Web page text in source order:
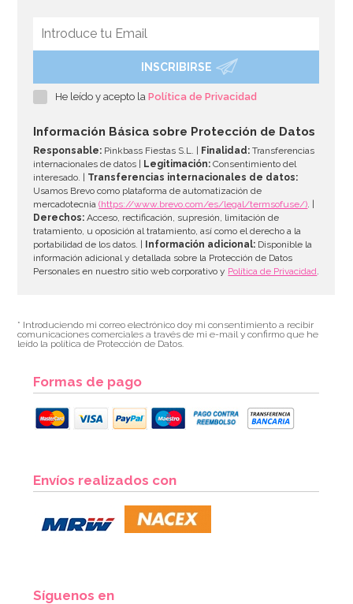
Cinta Decorativa Buhos
AÑADIR
8,95€ 7,96€
INSCRIBIRSE
He leído y acepto laPolítica de Privacidad
Información Básica sobre Protección de Datos
Responsable: Pinkbass Fiestas S.L. | Finalidad: Transferencias
internacionales de datos |
Legitimación: Consentimiento del
interesado. | Transferencias internacionales de datos:
Usamos Brevo como plataforma de automatización de
mercadotecnia(https://www.brevo.com/es/legal/termsofuse/). |
Derechos: Acceso, rectificación, supresión, limitación de
tratamiento, u oposición al tratamiento, así como el derecho a la
portabilidad de los datos. |
Información adicional: Disponible la
información adicional y detallada sobre la Protección de Datos
Personales en nuestro sitio web corporativo y Política de Privacidad.
* Introduciendo mi correo electrónico doy mi consentimiento a recibir
comunicaciones comerciales a través de mi e-mail y confirmo que he
leído la política de Protección de Datos.
Formas de pago
Envíos realizados con
Síguenos en